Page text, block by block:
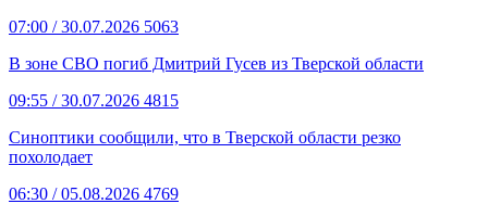
07:00 / 30.07.2026 5063
В зоне СВО погиб Дмитрий Гусев из Тверской области
09:55 / 30.07.2026 4815
Синоптики сообщили, что в Тверской области резко
похолодает
06:30 / 05.08.2026 4769